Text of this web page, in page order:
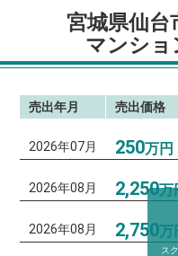
宮城県仙台
マンショ
売出年月 売出価格
2026年07月 250万円
2026年08月 2,250万
2026年08月 2,750万
ス